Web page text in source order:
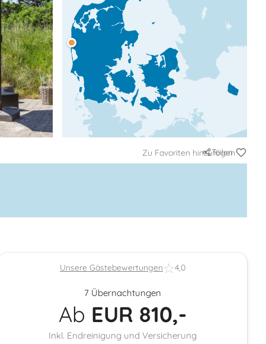
Zu Favoriten hinzufügen
Teilen
Unsere Gästebewertungen 4,0
7 Übernachtungen
Ab EUR 810,-
Inkl. Endreinigung und Versicherung